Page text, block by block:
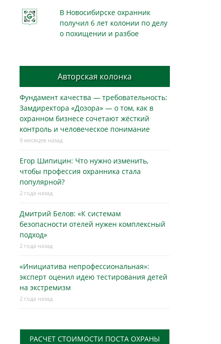
В Новосибирске охранник
получил 6 лет колонии по делу
о похищении и разбое
Авторская колонка
Фундамент качества — требовательность:
Замдиректора «Дозора» — о том, как в
охранном бизнесe сочетают жёсткий
контроль и человеческое понимание
9 месяцев назад
Егор Шипицин: Что нужно изменить,
чтобы профессия охранника стала
популярной?
2 года назад
Дмитрий Белов: «К системам
безопасности отелей нужен комплексный
подход»
2 года назад
«Инициатива непрофессиональная»:
эксперт оценил идею тестирования детей
на экстремизм
2 года назад
РАСЧЕТ СТОИМОСТИ ПОСТА ОХРАНЫ